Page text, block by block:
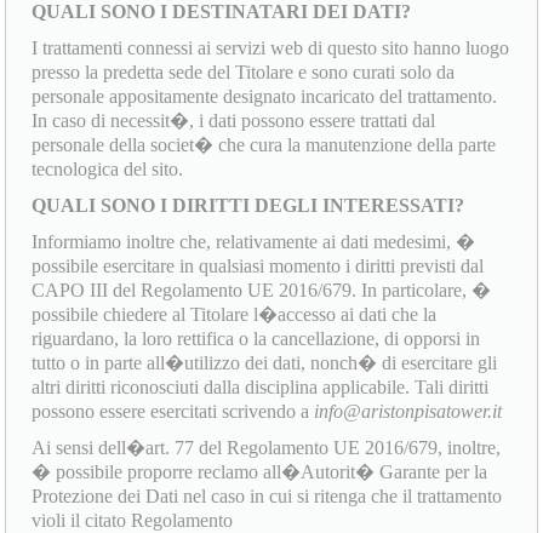
QUALI SONO I DESTINATARI DEI DATI?
I trattamenti connessi ai servizi web di questo sito hanno luogo
presso la predetta sede del Titolare e sono curati solo da
personale appositamente designato incaricato del trattamento.
In caso di necessit�, i dati possono essere trattati dal
personale della societ� che cura la manutenzione della parte
tecnologica del sito.
QUALI SONO I DIRITTI DEGLI INTERESSATI?
Informiamo inoltre che, relativamente ai dati medesimi, �
possibile esercitare in qualsiasi momento i diritti previsti dal
CAPO III del Regolamento UE 2016/679. In particolare, �
possibile chiedere al Titolare l�accesso ai dati che la
riguardano, la loro rettifica o la cancellazione, di opporsi in
tutto o in parte all�utilizzo dei dati, nonch� di esercitare gli
altri diritti riconosciuti dalla disciplina applicabile. Tali diritti
possono essere esercitati scrivendo a info@aristonpisatower.it
Ai sensi dell�art. 77 del Regolamento UE 2016/679, inoltre,
� possibile proporre reclamo all�Autorit� Garante per la
Protezione dei Dati nel caso in cui si ritenga che il trattamento
violi il citato Regolamento